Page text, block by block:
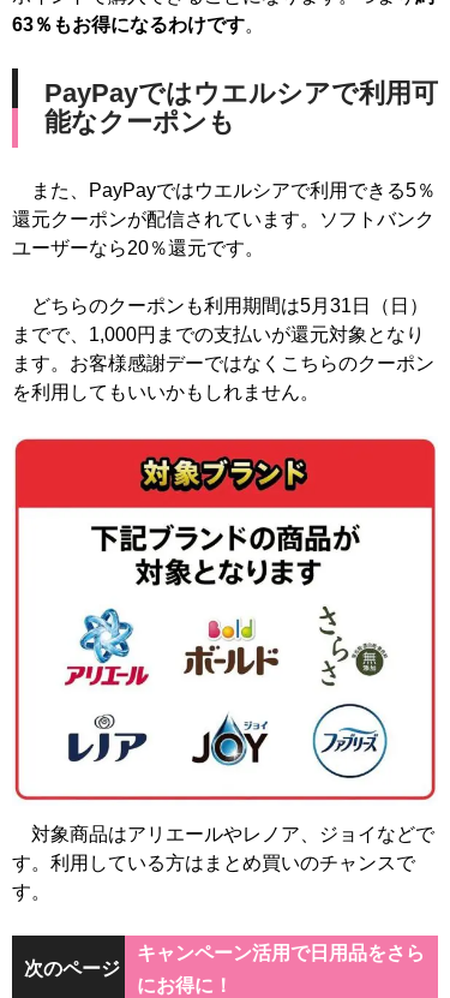
63％もお得になるわけです。
PayPayではウエルシアで利用可
能なクーポンも
また、PayPayではウエルシアで利用できる5％
還元クーポンが配信されています。ソフトバンク
ユーザーなら20％還元です。
どちらのクーポンも利用期間は5月31日（日）
までで、1,000円までの支払いが還元対象となり
ます。お客様感謝デーではなくこちらのクーポン
を利用してもいいかもしれません。
対象商品はアリエールやレノア、ジョイなどで
す。利用している方はまとめ買いのチャンスで
す。
次のページ
キャンペーン活用で日用品をさら
にお得に！